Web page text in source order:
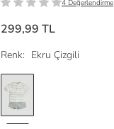
4 Değerlendirme
299,99 TL
Renk: Ekru Çizgili